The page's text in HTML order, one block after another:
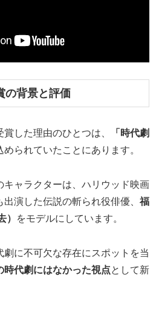
の背景と評価
賞した理由のひとつは、
「時代劇
められていたことにあります。
キャラクターは、ハリウッド映画
出演した伝説の斬られ役俳優、 福
）
をモデルにしています。
劇に不可欠な存在にスポットを当
時代劇にはなかった視点として新